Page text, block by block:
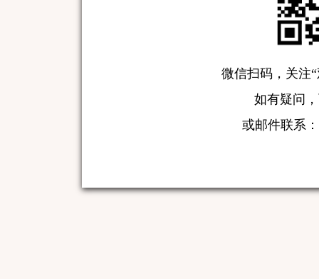
微信扫码，关注
如有疑问
或邮件联系：